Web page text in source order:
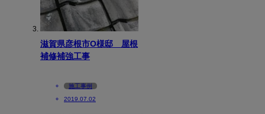
滋賀県彦根市O様邸 屋根
補修補強工事
施工事例
2019.07.02